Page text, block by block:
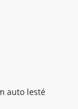
auto lesté